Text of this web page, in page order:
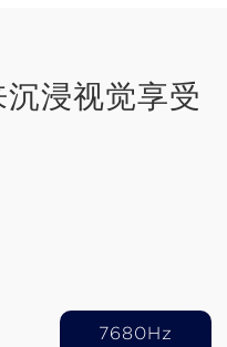
浸视觉享受
7680Hz